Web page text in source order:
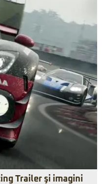
Trailer şi imagini